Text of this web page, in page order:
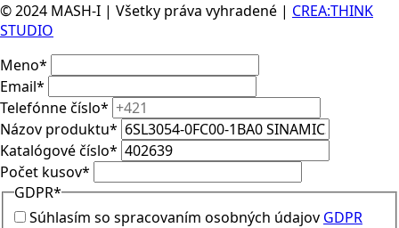
© 2024 MASH-I | Všetky práva vyhradené | CREA:THINK
STUDIO
Meno*
Email*
Telefónne číslo*
Názov produktu*
Katalógové číslo*
Počet kusov*
GDPR*
Súhlasím so spracovaním osobných údajov GDPR